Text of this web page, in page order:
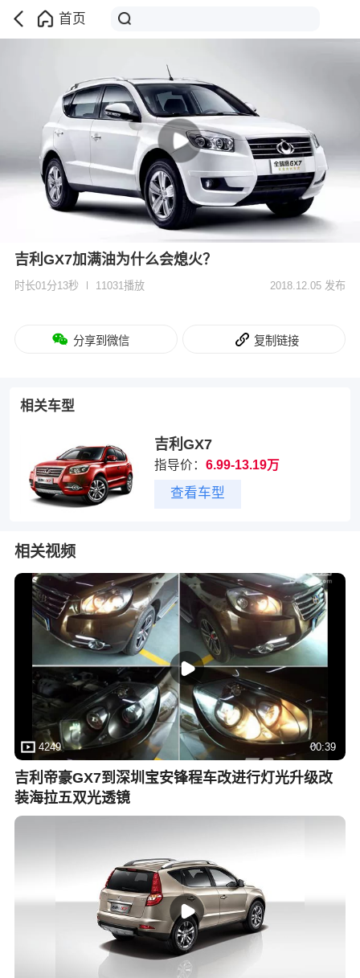
首页
吉利GX7加满油为什么会熄火？
时长01分13秒 11031播放 2018.12.05 发布
分享到微信 复制链接
相关车型
吉利GX7
指导价：6.99-13.19万
查看车型
相关视频
4249 00:39
吉利帝豪GX7到深圳宝安锋程车改进行灯光升级改
装海拉五双光透镜